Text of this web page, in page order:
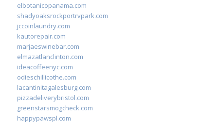
elbotanicopanama.com
shadyoaksrockportrvpark.com
jccoinlaundry.com
kautorepair.com
marjaeswinebar.com
elmazatlanclinton.com
ideacoffeenyc.com
odieschillicothe.com
lacantinitagalesburg.com
pizzadeliverybristol.com
greenstarsmogcheck.com
happypawspl.com